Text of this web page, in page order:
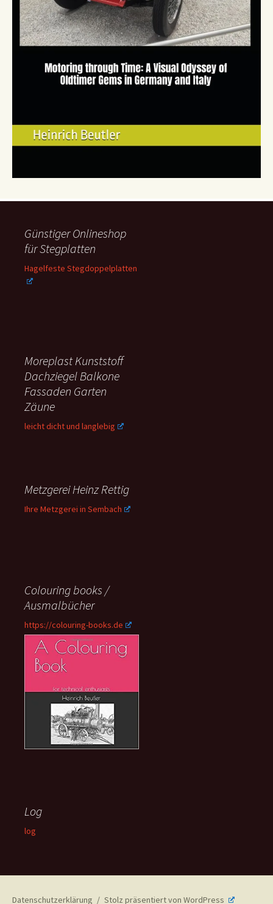
Günstiger Onlineshop
für Stegplatten
Hagelfeste Stegdoppelplatten
Moreplast Kunststoff
Dachziegel Balkone
Fassaden Garten
Zäune
leicht dicht und langlebig
Metzgerei Heinz Rettig
Ihre Metzgerei in Sembach
Colouring books /
Ausmalbücher
https://colouring-books.de
Log
log
Datenschutzerklärung Stolz präsentiert von WordPress